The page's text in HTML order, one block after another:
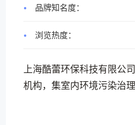
品牌知名度：
浏览热度：
上海酷蕾环保科技有限公
机构，集室内环境污染治